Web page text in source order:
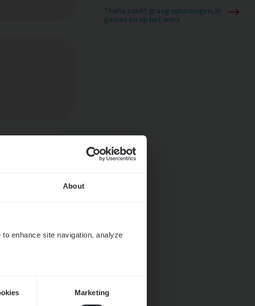
About
enhance site navigation, analyze
Marketing
Thalia zoekt graag oplossingen, in
games én op het werk